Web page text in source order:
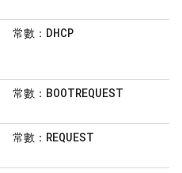
常數： DHCP
常數： BOOTREQUEST
常數： REQUEST